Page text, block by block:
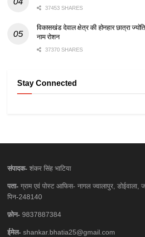
37453 SHARES
विकासखंड देवाल क्षेत्र की होनहार छात्रा
नाम रोशन
37370 SHARES
Stay Connected
संपादक- शंकर सिंह भाटिया
पता- ग्राम एवं पोस्ट आफिस- नागल ज्वालापुर, डोईवाला,
पिन-248140
फ़ोन- 9837887384
ईमेल- shankar.bhatia25@gmail.com